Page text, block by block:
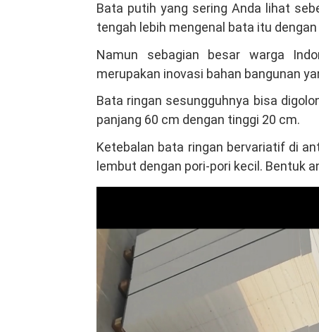
Bata
Ringan
Hebel
Terbesar
Bata putih yang sering Anda lihat
tengah lebih mengenal bata itu dengan
Namun sebagian besar warga
merupakan inovasi bahan bangunan
Bata ringan sesungguhnya bisa
panjang 60 cm dengan tinggi 20 cm.
Ketebalan bata ringan bervariatif di
lembut dengan pori-pori kecil. Bentuk